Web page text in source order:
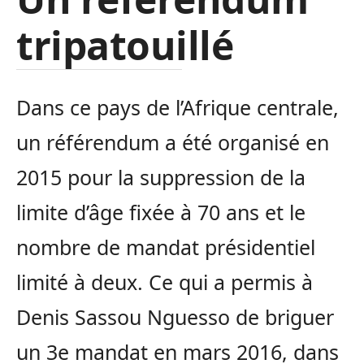
tripatouillé
Dans ce pays de l’Afrique centrale,
un référendum a été organisé en
2015 pour la suppression de la
limite d’âge fixée à 70 ans et le
nombre de mandat présidentiel
limité à deux. Ce qui a permis à
Denis Sassou Nguesso de briguer
un 3e mandat en mars 2016, dans